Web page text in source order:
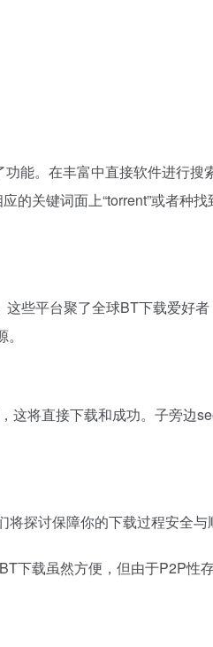
能。在丰富中直接软件进行
关键词面上“torrent”或者种
些平台聚了全球BT下载爱好
将直接下载和成功。子旁边
探讨保障你的下载过程安全与
下载虽然方便，但由于P2P性